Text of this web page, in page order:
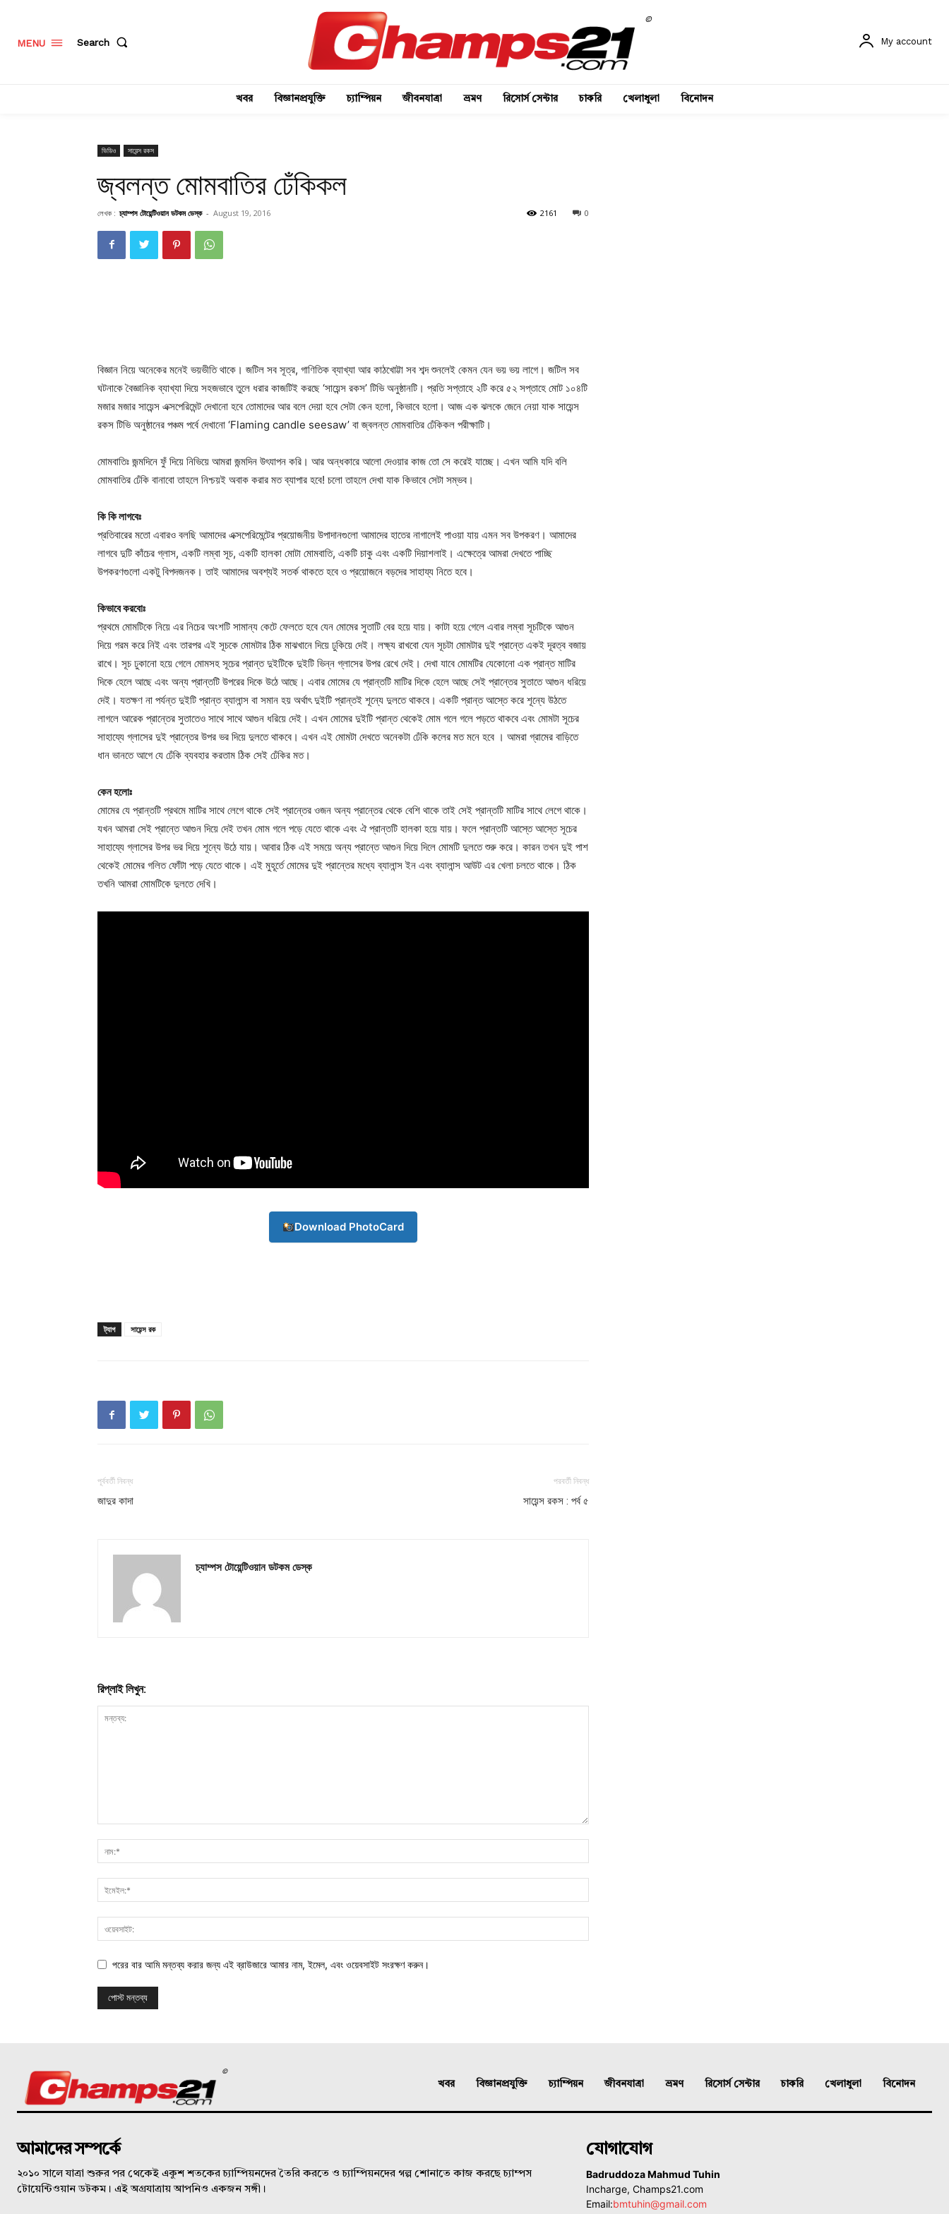
MENU Search
©
My account
খবর বিজ্ঞানপ্রযুক্তি চ্যাম্পিয়ন জীবনযাত্রা ভ্রমণ রিসোর্স সেন্টার চাকরি খেলাধুলা বিনোদন
ভিডিও সায়েন্স রকস
জ্বলন্ত মোমবাতির ঢেঁকিকল
লেখক : চ্যাম্পস টোয়েন্টিওয়ান ডটকম ডেস্ক - August 19, 2016 0
2161
বিজ্ঞান নিয়ে অনেকের মনেই ভয়ভীতি থাকে। জটিল সব সূত্র, গাণিতিক ব্যাখ্যা আর কাঠখোট্টা সব শব্দ শুনলেই কেমন যেন ভয় ভয় লাগে। জটিল সব
ঘটনাকে বৈজ্ঞানিক ব্যাখ্যা দিয়ে সহজভাবে তুলে ধরার কাজটিই করছে ‘সায়েন্স রকস’ টিভি অনুষ্ঠানটি। প্রতি সপ্তাহে ২টি করে ৫২ সপ্তাহে মোট ১০৪টি
মজার মজার সায়েন্স এক্সপেরিমেন্ট দেখানো হবে তোমাদের আর বলে দেয়া হবে সেটা কেন হলো, কিভাবে হলো। আজ এক ঝলকে জেনে নেয়া যাক সায়েন্স
রকস টিভি অনুষ্ঠানের পঞ্চম পর্বে দেখানো ‘Flaming candle seesaw’ বা জ্বলন্ত মোমবাতির ঢেঁকিকল পরীক্ষাটি।
মোমবাতিঃ জন্মদিনে ফুঁ দিয়ে নিভিয়ে আমরা জন্মদিন উৎযাপন করি। আর অন্ধকারে আলো দেওয়ার কাজ তো সে করেই যাচ্ছে। এখন আমি যদি বলি
মোমবাতির ঢেঁকি বানাবো তাহলে নিশ্চয়ই অবাক করার মত ব্যাপার হবে! চলো তাহলে দেখা যাক কিভাবে সেটা সম্ভব।
কি কি লাগবেঃ
প্রতিবারের মতো এবারও বলছি আমাদের এক্সপেরিমেন্টের প্রয়োজনীয় উপাদানগুলো আমাদের হাতের নাগালেই পাওয়া যায় এমন সব উপকরণ। আমাদের
লাগবে দুটি কাঁচের গ্লাস, একটি লম্বা সূচ, একটি হালকা মোটা মোমবাতি, একটি চাকু এবং একটি দিয়াশলাই। এক্ষেত্রে আমরা দেখতে পাচ্ছি
উপকরণগুলো একটু বিপদজনক। তাই আমাদের অবশ্যই সতর্ক থাকতে হবে ও প্রয়োজনে বড়দের সাহায্য নিতে হবে।
কিভাবে করবোঃ
প্রথমে মোমটিকে নিয়ে এর নিচের অংশটি সামান্য কেটে ফেলতে হবে যেন মোমের সুতাটি বের হয়ে যায়। কাটা হয়ে গেলে এবার লম্বা সূচটিকে আগুন
দিয়ে গরম করে নিই এবং তারপর এই সূচকে মোমটার ঠিক মাঝখানে দিয়ে ঢুকিয়ে দেই। লক্ষ্য রাখবো যেন সূচটা মোমটার দুই প্রান্তে একই দূরত্ব বজায়
রাখে। সূচ ঢুকানো হয়ে গেলে মোমসহ সূচের প্রান্ত দুইটিকে দুইটি ভিন্ন গ্লাসের উপর রেখে দেই। দেখা যাবে মোমটির যেকোনো এক প্রান্ত মাটির
দিকে হেলে আছে এবং অন্য প্রান্তটি উপরের দিকে উঠে আছে। এবার মোমের যে প্রান্তটি মাটির দিকে হেলে আছে সেই প্রান্তের সুতাতে আগুন ধরিয়ে
দেই। যতক্ষণ না পর্যন্ত দুইটি প্রান্ত ব্যালান্স বা সমান হয় অর্থাৎ দুইটি প্রান্তই শূন্যে দুলতে থাকবে। একটি প্রান্ত আস্তে করে শূন্যে উঠতে
লাগলে আরেক প্রান্তের সুতাতেও সাথে সাথে আগুন ধরিয়ে দেই। এখন মোমের দুইটি প্রান্ত থেকেই মোম গলে গলে পড়তে থাকবে এবং মোমটা সূচের
সাহায্যে গ্লাসের দুই প্রান্তের উপর ভর দিয়ে দুলতে থাকবে। এখন এই মোমটা দেখতে অনেকটা ঢেঁকি কলের মত মনে হবে । আমরা গ্রামের বাড়িতে
ধান ভানতে আগে যে ঢেঁকি ব্যবহার করতাম ঠিক সেই ঢেঁকির মত।
কেন হলোঃ
মোমের যে প্রান্তটি প্রথমে মাটির সাথে লেগে থাকে সেই প্রান্তের ওজন অন্য প্রান্তের থেকে বেশি থাকে তাই সেই প্রান্তটি মাটির সাথে লেগে থাকে।
যখন আমরা সেই প্রান্তে আগুন দিয়ে দেই তখন মোম গলে পড়ে যেতে থাকে এবং ঐ প্রান্তটি হালকা হয়ে যায়। ফলে প্রান্তটি আস্তে আস্তে সূচের
সাহায্যে গ্লাসের উপর ভর দিয়ে শূন্যে উঠে যায়। আবার ঠিক এই সময়ে অন্য প্রান্তে আগুন দিয়ে দিলে মোমটি দুলতে শুরু করে। কারন তখন দুই পাশ
থেকেই মোমের গলিত ফোঁটা পড়ে যেতে থাকে। এই মুহূর্তে মোমের দুই প্রান্তের মধ্যে ব্যালান্স ইন এবং ব্যালান্স আউট এর খেলা চলতে থাকে। ঠিক
তখনি আমরা মোমটিকে দুলতে দেখি।
Download PhotoCard
ট্যাগ সায়েন্স রক
পূর্ববর্তী নিবন্ধ
জাদুর কাদা
পরবর্তী নিবন্ধ
সায়েন্স রকস : পর্ব ৫
চ্যাম্পস টোয়েন্টিওয়ান ডটকম ডেস্ক
রিপ্লাই লিখুন:
পরের বার আমি মন্তব্য করার জন্য এই ব্রাউজারে আমার নাম, ইমেল, এবং ওয়েবসাইট সংরক্ষণ করুন।
©
খবর বিজ্ঞানপ্রযুক্তি চ্যাম্পিয়ন জীবনযাত্রা ভ্রমণ রিসোর্স সেন্টার চাকরি খেলাধুলা বিনোদন
আমাদের সম্পর্কে
২০১০ সালে যাত্রা শুরুর পর থেকেই একুশ শতকের চ্যাম্পিয়নদের তৈরি করতে ও চ্যাম্পিয়নদের গল্প শোনাতে কাজ করছে চ্যাম্পস
টোয়েন্টিওয়ান ডটকম। এই অগ্রযাত্রায় আপনিও একজন সঙ্গী।
যোগাযোগ
Badruddoza Mahmud Tuhin
Incharge, Champs21.com
Email:bmtuhin@gmail.com